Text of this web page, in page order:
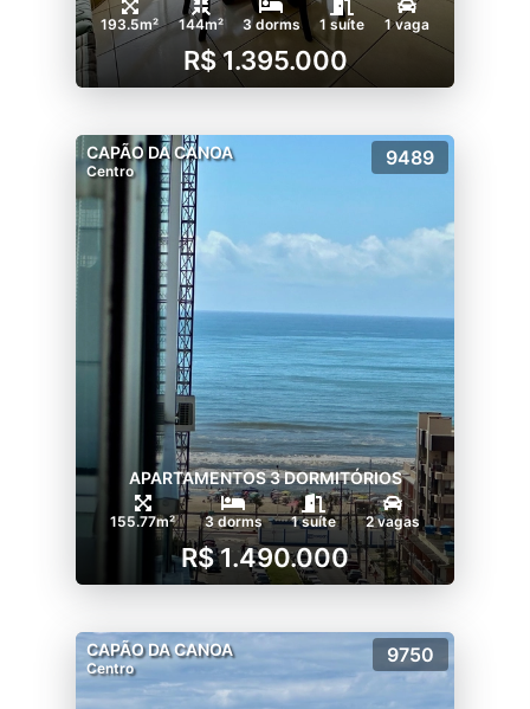
193.5m² 144m² 3 dorms 1 suíte 1 vaga
R$ 1.395.000
CAPÃO DA CANOA
Centro
9489
APARTAMENTOS 3 DORMITÓRIOS
155.77m² 3 dorms 1 suíte 2 vagas
R$ 1.490.000
CAPÃO DA CANOA
Centro
9750